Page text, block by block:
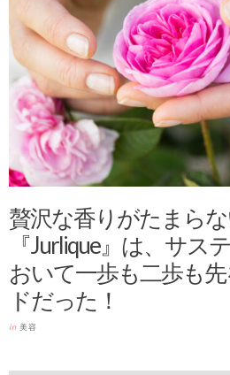
贅沢な香りがたまらな
『Jurlique』は、サス
おいて一歩も二歩も
ドだった！
in 美容